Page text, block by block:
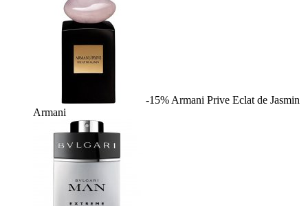
-15% Armani Prive Eclat de Jasmin
Armani